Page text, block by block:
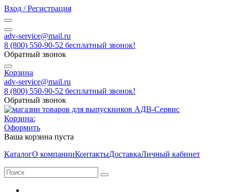
Вход / Регистрация
adv-service@mail.ru
8 (800) 550-90-52 бесплатный звонок!
Обратный звонок
Корзина
adv-service@mail.ru
8 (800) 550-90-52 бесплатный звонок!
Обратный звонок
Корзина:
Оформить
Ваша корзина пуста
КаталогО компанииКонтактыДоставкаЛичный кабинет